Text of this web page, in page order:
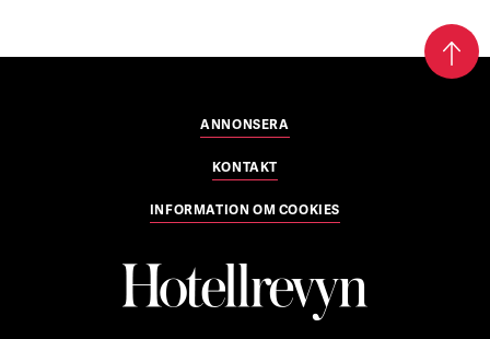
ANNONSERA
KONTAKT
INFORMATION OM COOKIES